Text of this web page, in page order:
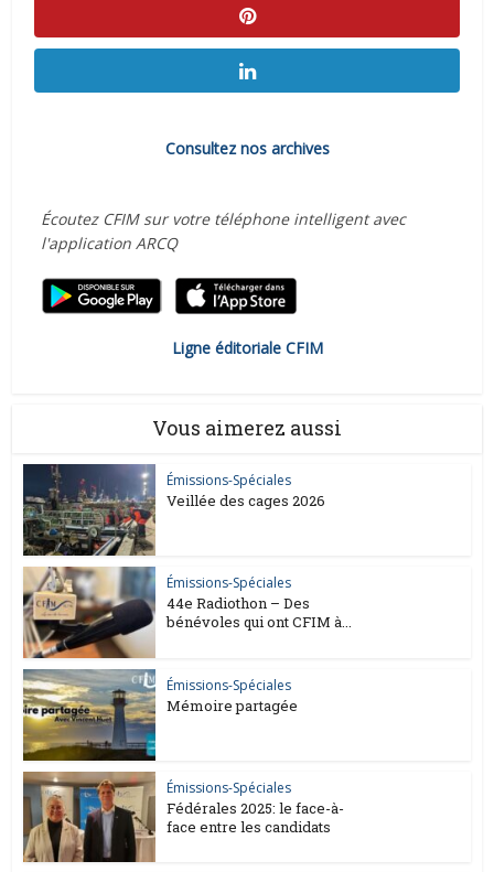
Consultez nos archives
Écoutez CFIM sur votre téléphone intelligent avec
l'application ARCQ
Ligne éditoriale CFIM
Vous aimerez aussi
Émissions-Spéciales
Veillée des cages 2026
Émissions-Spéciales
44e Radiothon – Des
bénévoles qui ont CFIM à...
Émissions-Spéciales
Mémoire partagée
Émissions-Spéciales
Fédérales 2025: le face-à-
face entre les candidats